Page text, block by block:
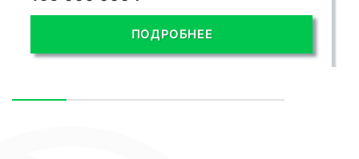
ПОДРОБНЕЕ